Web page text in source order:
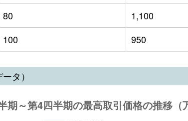
80
1,100
100 950
タ）